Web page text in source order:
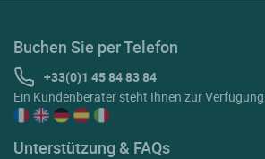
Buchen Sie per Telefon
+33(0)1 45 84 83 84
Ein Kundenberater steht Ihnen zur Verfügung
Unterstützung & FAQs